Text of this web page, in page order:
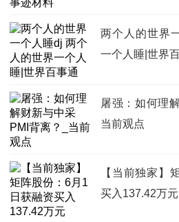
两个人的世界
一个人睡|世界
屠强：如何理
当前观点
【当前独家】
买入137.42万元